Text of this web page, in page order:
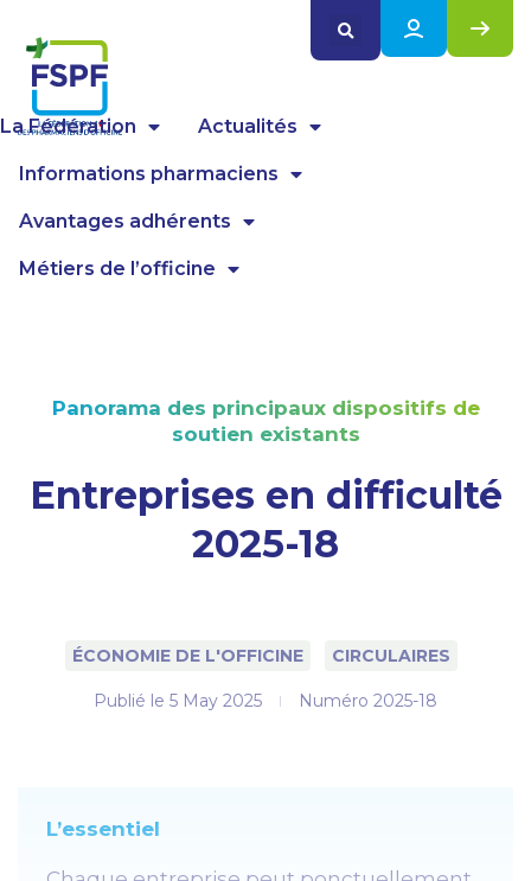
La Fédération Actualités
Informations pharmaciens
Avantages adhérents
Métiers de l’officine
Panorama des principaux dispositifs de
soutien existants
Entreprises en difficulté
2025-18
ÉCONOMIE DE L'OFFICINE CIRCULAIRES
Publié le 5 May 2025 Numéro 2025-18
L’essentiel